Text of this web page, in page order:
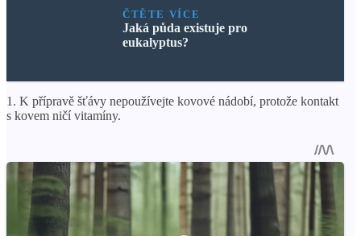
ČTĚTE VÍCE
Jaká půda existuje pro
eukalyptus?
1. K přípravě šťávy nepoužívejte kovové nádobí, protože kontakt
s kovem ničí vitamíny.